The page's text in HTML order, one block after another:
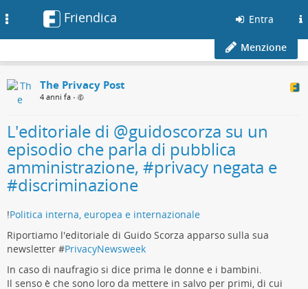
Friendica Entra
Menzione
The Privacy Post
4 anni fa •
L'editoriale di @guidoscorza su un
episodio che parla di pubblica
amministrazione, #privacy negata e
#discriminazione
!Politica interna, europea e internazionale
Riportiamo l'editoriale di Guido Scorza apparso sulla sua
newsletter #PrivacyNewsweek
In caso di naufragio si dice prima le donne e i bambini.
Il senso è che sono loro da mettere in salvo per primi, di cui